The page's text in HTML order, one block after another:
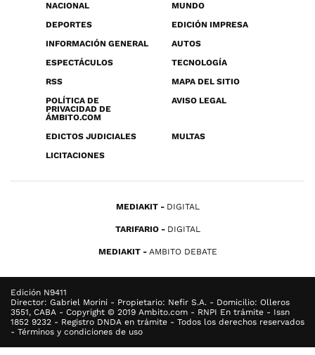
NACIONAL
MUNDO
DEPORTES
EDICIÓN IMPRESA
INFORMACIÓN GENERAL
AUTOS
ESPECTÁCULOS
TECNOLOGÍA
RSS
MAPA DEL SITIO
POLÍTICA DE
PRIVACIDAD DE
ÁMBITO.COM
AVISO LEGAL
EDICTOS JUDICIALES
MULTAS
LICITACIONES
MEDIAKIT DIGITAL
TARIFARIO DIGITAL
MEDIAKIT AMBITO DEBATE
Edición N9411
Director: Gabriel Morini - Propietario: Nefir S.A. - Domicilio: Olleros
3551, CABA - Copyright © 2019 Ambito.com - RNPI En trámite - Issn
1852 9232 - Registro DNDA en trámite - Todos los derechos reservados
- Términos y condiciones de uso